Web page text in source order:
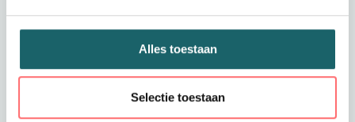
Alles toestaan
Selectie toestaan
met zak wasbaar
op 60 °C 5 tinten
Premier Schort
gekruiste banden
denim